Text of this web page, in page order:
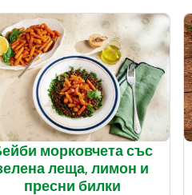
морковчета със
леща, лимон и
пресни билки